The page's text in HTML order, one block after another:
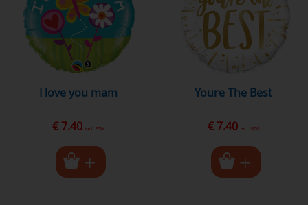
i love you mam
€ 7.40 excl. BTW
Youre The Best
€ 7.40 excl. BTW